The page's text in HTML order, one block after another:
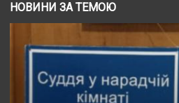
НОВИНИ ЗА ТЕМОЮ